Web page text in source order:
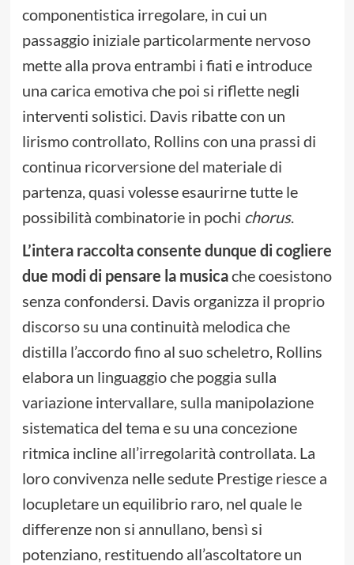
componentistica irregolare, in cui un
passaggio iniziale particolarmente nervoso
mette alla prova entrambi i fiati e introduce
una carica emotiva che poi si riflette negli
interventi solistici. Davis ribatte con un
lirismo controllato, Rollins con una prassi di
continua ricorversione del materiale di
partenza, quasi volesse esaurirne tutte le
possibilità combinatorie in pochi chorus.
L’intera raccolta consente dunque di cogliere
due modi di pensare la musicache coesistono
senza confondersi. Davis organizza il proprio
discorso su una continuità melodica che
distilla l’accordo fino al suo scheletro, Rollins
elabora un linguaggio che poggia sulla
variazione intervallare, sulla manipolazione
sistematica del tema e su una concezione
ritmica incline all’irregolarità controllata. La
loro convivenza nelle sedute Prestige riesce a
locupletare un equilibrio raro, nel quale le
differenze non si annullano, bensì si
potenziano, restituendo all’ascoltatore un